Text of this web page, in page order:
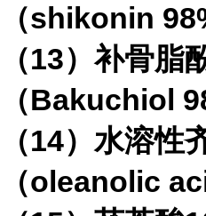
（shikonin
（13）补骨脂
（Bakuchiol
（14）水溶性
（oleanolic